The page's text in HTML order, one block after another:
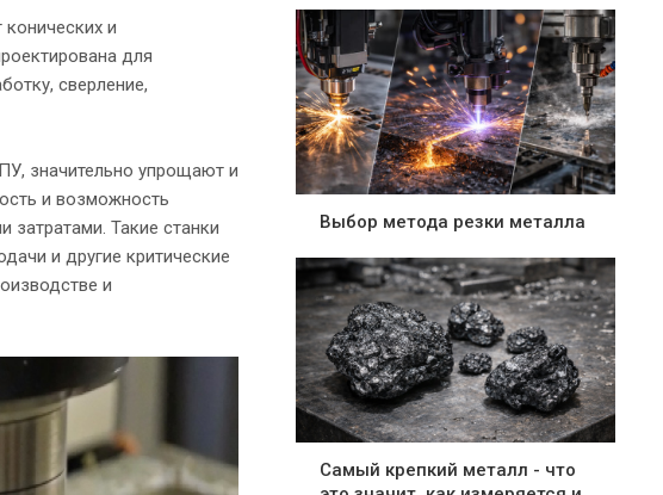
и
для
сверление,
значительно упрощают и
и возможность
Такие станки
и другие критические
и
Выбор метода резки металла
Самый крепкий металл - что